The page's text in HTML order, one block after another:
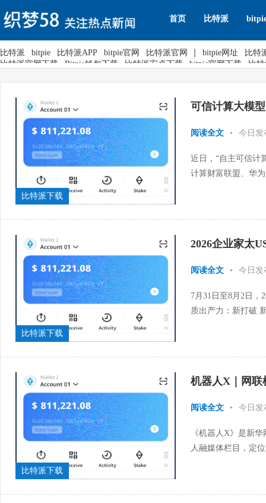
首页 比特派
比特派 bitpie 比特派APP bitpie官网 比特派官网 bitpie网址
比特
比特派官网下载
Bitpie钱包下载 比特派安卓下载 bitpie官网下载 比
比特派下载
可信计算大模
阅读全文 • 今日发
近日，“自主可信计
计算财富联盟、华
比特派下载
2026企业家太
阅读全文 • 今日发
7月31日至8月2日，
质出产力：新打破
比特派下载
机器人X｜网联
阅读全文 • 今日发
《机器人X》是新
人融媒体栏目，定